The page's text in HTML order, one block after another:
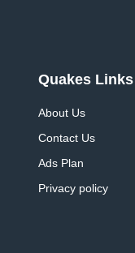
Quakes Links
About Us
Contact Us
Ads Plan
Privacy policy